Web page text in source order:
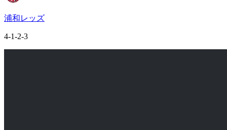
浦和レッズ
4-1-2-3